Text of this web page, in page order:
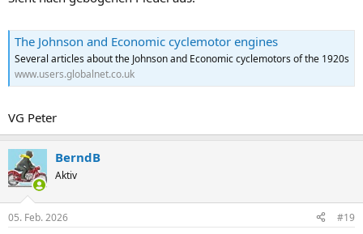
The Johnson and Economic cyclemotor engines
Several articles about the Johnson and Economic cyclemotors of the 1920s
www.users.globalnet.co.uk
VG Peter
BerndB
Aktiv
05. Feb. 2026 #19